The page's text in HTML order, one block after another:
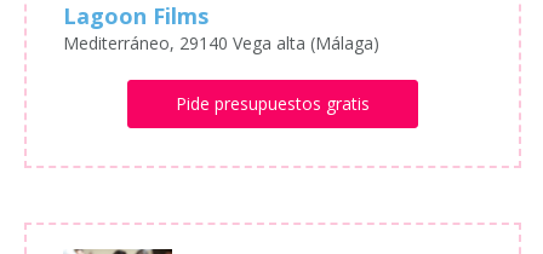
Lagoon Films
Mediterráneo, 29140 Vega alta (Málaga)
Pide presupuestos gratis